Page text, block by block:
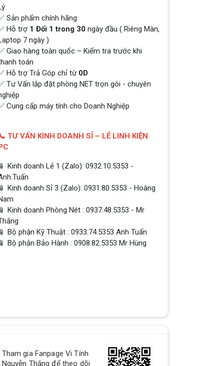
Sản phẩm chính hãng
Hỗ trợ 1 Đổi 1 trong 30 ngày đầu ( Riêng Màn,
7 ngày )
Giao hàng toàn quốc – Kiểm tra trước khi
toán
Hỗ trợ Trả Góp chỉ từ 0D
Tư Vấn lắp đặt phòng NET trọn gói - chuyên
Cung cấp máy tính cho Doanh Nghiệp
TƯ VẤN KINH DOANH SỈ – LẺ LINH KIỆN
📱 Kinh doanh Lẻ 1 (Zalo): 0932.10.5353 -
📱 Kinh doanh Sỉ 3 (Zalo): 0931.80.5353 - Hoàng
📱 Kinh doanh Phòng Nét : 0937.48.5353 - Mr
📱 Bộ phận Kỹ Thuật : 0933.74.5353 Anh Tuấn
📱 Bộ phận Bảo Hành : 0908.82.5353 Mr Hùng
Tham gia Fanpage Vi Tính
Nguyễn Thắng để theo dõi
in 9 Games | 1080p, 1440p
RTX 3060 vs RTX 2060 // Test in 9